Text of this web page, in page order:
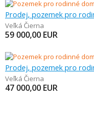
Prodej, pozemek pro
Veľká Čierna
59 000,00 EUR
Prodej, pozemek pro
Veľká Čierna
47 000,00 EUR